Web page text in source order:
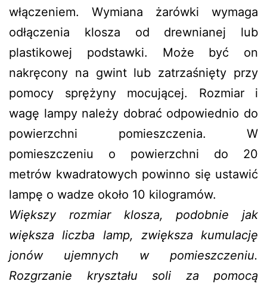
włączeniem. Wymiana żarówki wymaga
odłączenia klosza od drewnianej lub
plastikowej podstawki. Może być on
nakręcony na gwint lub zatrzaśnięty przy
pomocy sprężyny mocującej. Rozmiar i
wagę lampy należy dobrać odpowiednio do
powierzchni pomieszczenia. W
pomieszczeniu o powierzchni do 20
metrów kwadratowych powinno się ustawić
lampę o wadze około 10 kilogramów.
Większy rozmiar klosza, podobnie jak
większa liczba lamp, zwiększa kumulację
jonów ujemnych w pomieszczeniu.
Rozgrzanie kryształu soli za pomocą